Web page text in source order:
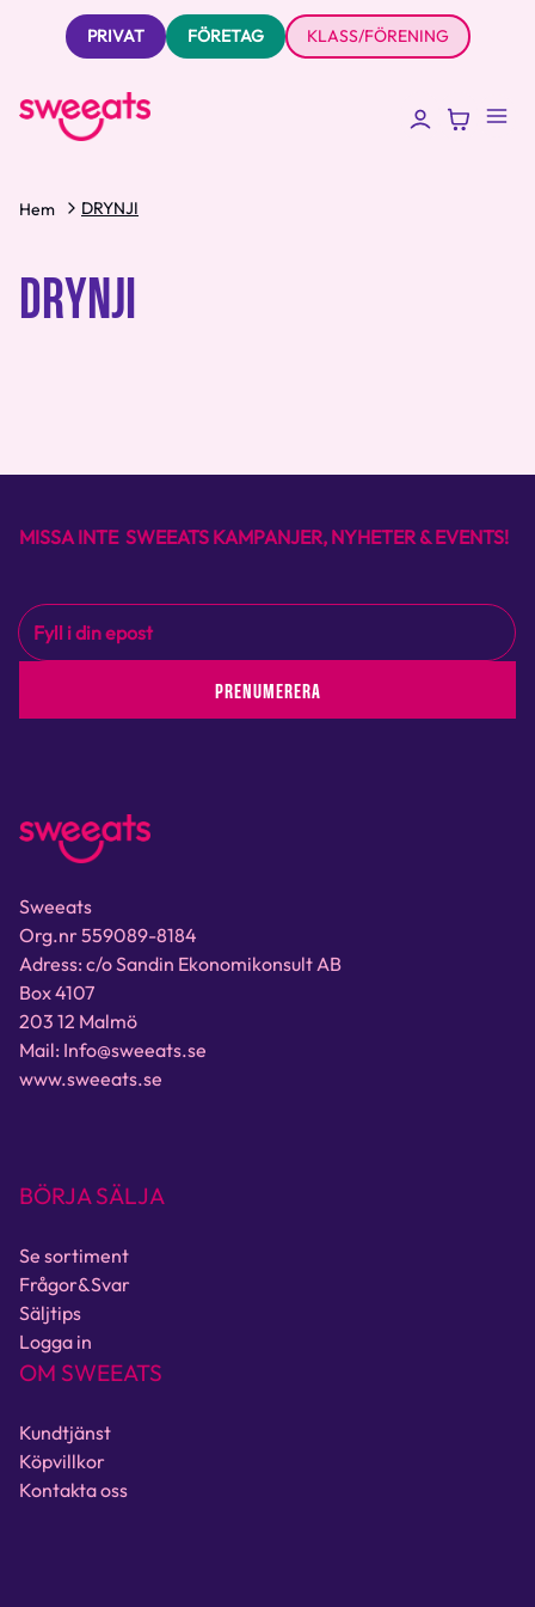
PRIVAT FÖRETAG KLASS/FÖRENING
Hem DRYNJI
DRYNJI
MISSA INTE SWEEATS KAMPANJER, NYHETER & EVENTS!
PRENUMERERA
Sweeats
Org.nr 559089-8184
Adress: c/o Sandin Ekonomikonsult AB
Box 4107
203 12 Malmö
Mail: Info@sweeats.se
www.sweeats.se
BÖRJA SÄLJA
Se sortiment
Frågor&Svar
Säljtips
Logga in
OM SWEEATS
Kundtjänst
Köpvillkor
Kontakta oss